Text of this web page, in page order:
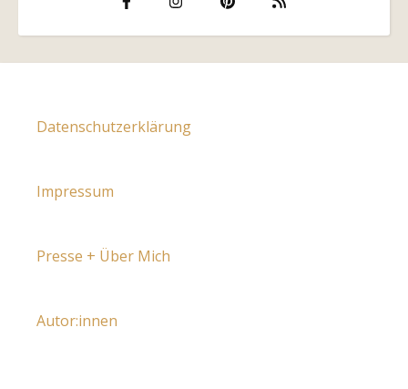
Datenschutzerklärung
Impressum
Presse + Über Mich
Autor:innen